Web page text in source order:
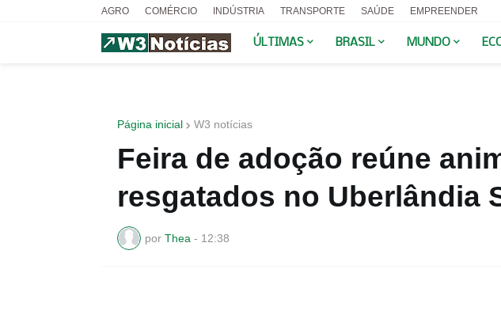
AGRO COMÉRCIO INDÚSTRIA TRANSPORTE SAÚDE EMPREENDER
ÚLTIMAS BRASIL MUNDO
Página inicial W3 notícias
Feira de adoção reúne
resgatados no Uberlândia
por Thea - 12:38